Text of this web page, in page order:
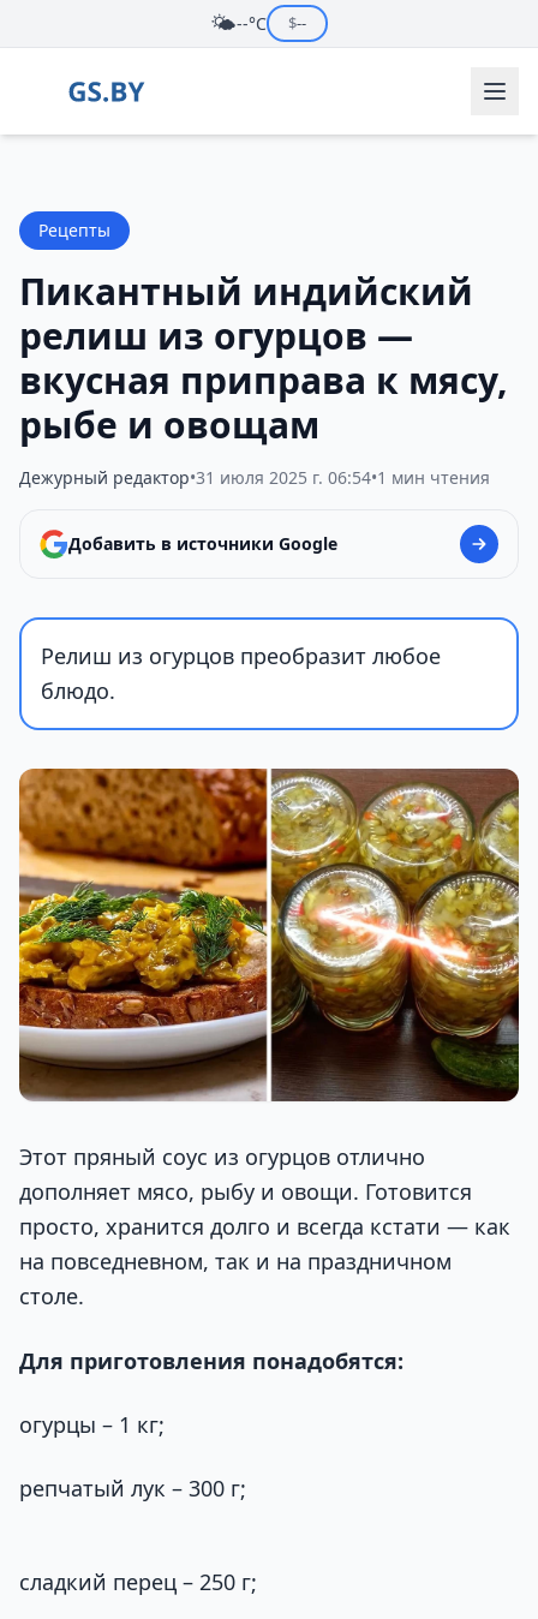
🌤️--°C $--
Рецепты
Пикантный индийский
релиш из огурцов —
вкусная приправа к мясу,
рыбе и овощам
Дежурный редактор•31 июля 2025 г. 06:54•1 мин чтения
Добавить в источники Google
Релиш из огурцов преобразит любое
блюдо.
Этот пряный соус из огурцов отлично
дополняет мясо, рыбу и овощи. Готовится
просто, хранится долго и всегда кстати — как
на повседневном, так и на праздничном
столе.
Для приготовления понадобятся:
огурцы – 1 кг;
репчатый лук – 300 г;
сладкий перец – 250 г;